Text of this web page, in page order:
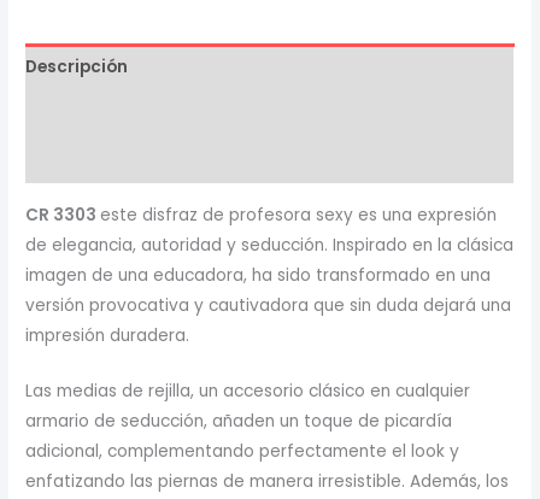
Descripción
CR 3303 este disfraz de profesora sexy es una expresión
de elegancia, autoridad y seducción. Inspirado en la clásica
imagen de una educadora, ha sido transformado en una
versión provocativa y cautivadora que sin duda dejará una
impresión duradera.
Las medias de rejilla, un accesorio clásico en cualquier
armario de seducción, añaden un toque de picardía
adicional, complementando perfectamente el look y
enfatizando las piernas de manera irresistible. Además, los